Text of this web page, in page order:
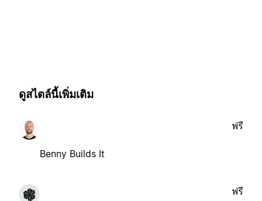
ดูสไตล์นี้เพิ่มเติม
Benny Builds It
ฟรี
ฟรี